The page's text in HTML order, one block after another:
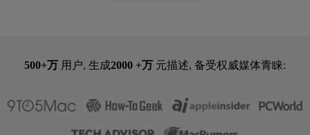
500+万 用户, 生成2000 +万 元描述, 备受权威媒体青睐: